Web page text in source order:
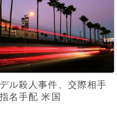
ル殺人事件、交際相手
名手配 米国